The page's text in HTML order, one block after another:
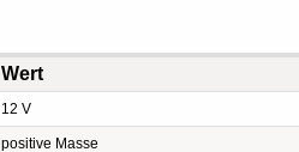
Wert
12 V
positive Masse